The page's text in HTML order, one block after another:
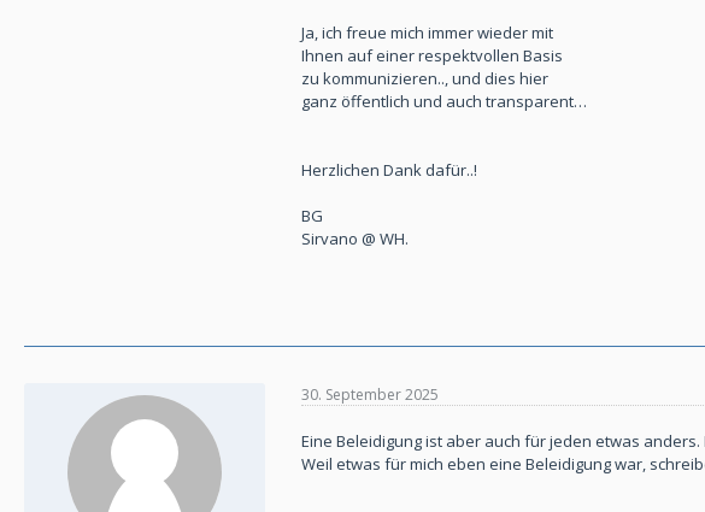
Ja, ich freue mich immer wieder mit
Ihnen auf einer respektvollen Basis
zu kommunizieren.., und dies hier
ganz öffentlich und auch transparent…
Herzlichen Dank dafür..!
BG
Sirvano @ WH.
30. September 2025
Eine Beleidigung ist aber auch für jeden etwas
Weil etwas für mich eben eine Beleidigung war,